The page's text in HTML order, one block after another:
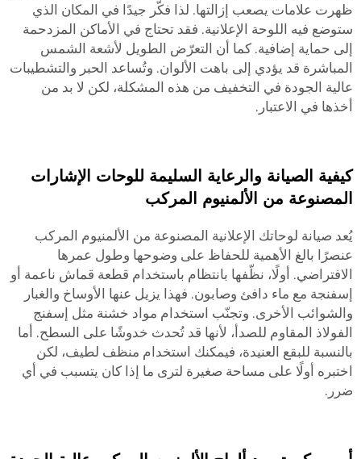
ظهرت علامات يصعب إزالتها. لذا فكّر جيدًا في المكان الذي
ستوضع فيه اللوحة الإعلانية. فقد تحتاج في الأماكن المزدحمة
إلى حماية إضافية. كما أن التعرّض الطويل لأشعة الشمس
المباشرة قد يؤدي إلى باهت الألوان. وتُساعد الحبر والتشطيبات
عالية الجودة في التخفيف من هذه المشكلة، لكن لا بد من
أخذها في الاعتبار.
كيفية الصيانة والرعاية السليمة للوحات الإشارات
المصنوعة من الألمنيوم المركب
يُعد صيانة لوحاتك الإعلانية المصنوعة من الألمنيوم المركب
عنصرًا بالغ الأهمية للحفاظ على وضوحها وطول عمرها
الافتراضي. أولًا، نظّفها بانتظام باستخدام قطعة قماش ناعمة أو
إسفنجة مع ماء دافئ وصابون. فهذا يزيل عنها الأوساخ والغبار
والشوائب الأخرى. وتجنّب استخدام مواد خشنة مثل إسفنج
الفولاذ المقاوم للصدأ، لأنها قد تُحدث خدوشًا على السطح. أما
بالنسبة للبقع العنيدة، فيمكنك استخدام منظف لطيف، لكن
اختبره أولًا على مساحة صغيرة لترى ما إذا كان يتسبب في أي
ضرر.